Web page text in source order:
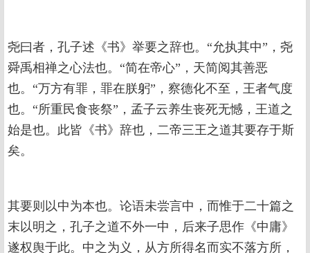
尧曰者，孔子述《书》举要之辞也。“允执其中”，尧
舜禹相禅之心法也。“简在帝心”，天简阅其善恶
也。“万方有罪，罪在朕躬”，察德化不至，王者气度
也。“所重民食丧祭”，孟子云养生丧死无憾，王道之
始是也。此皆《书》辞也，二帝三王之道其要存于斯
矣。
其要则以中为本也。论语未尝言中，而惟于二十篇之
末以明之，孔子之道不外一中，后来子思作《中庸》
遂权舆于此。中之为义，从方所得名而实不落方所，